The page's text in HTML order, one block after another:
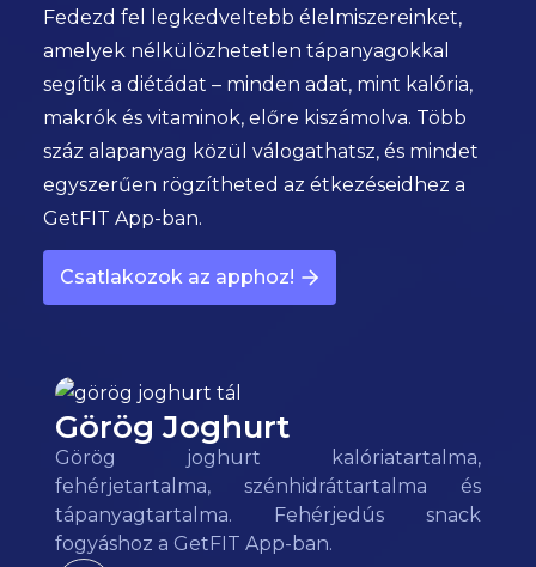
Fedezd fel legkedveltebb élelmiszereinket,
amelyek nélkülözhetetlen tápanyagokkal
segítik a diétádat – minden adat, mint kalória,
makrók és vitaminok, előre kiszámolva. Több
száz alapanyag közül válogathatsz, és mindet
egyszerűen rögzítheted az étkezéseidhez a
GetFIT App-ban.
Csatlakozok az apphoz!
Görög Joghurt
Görög joghurt kalóriatartalma,
fehérjetartalma, szénhidráttartalma és
tápanyagtartalma. Fehérjedús snack
fogyáshoz a GetFIT App-ban.